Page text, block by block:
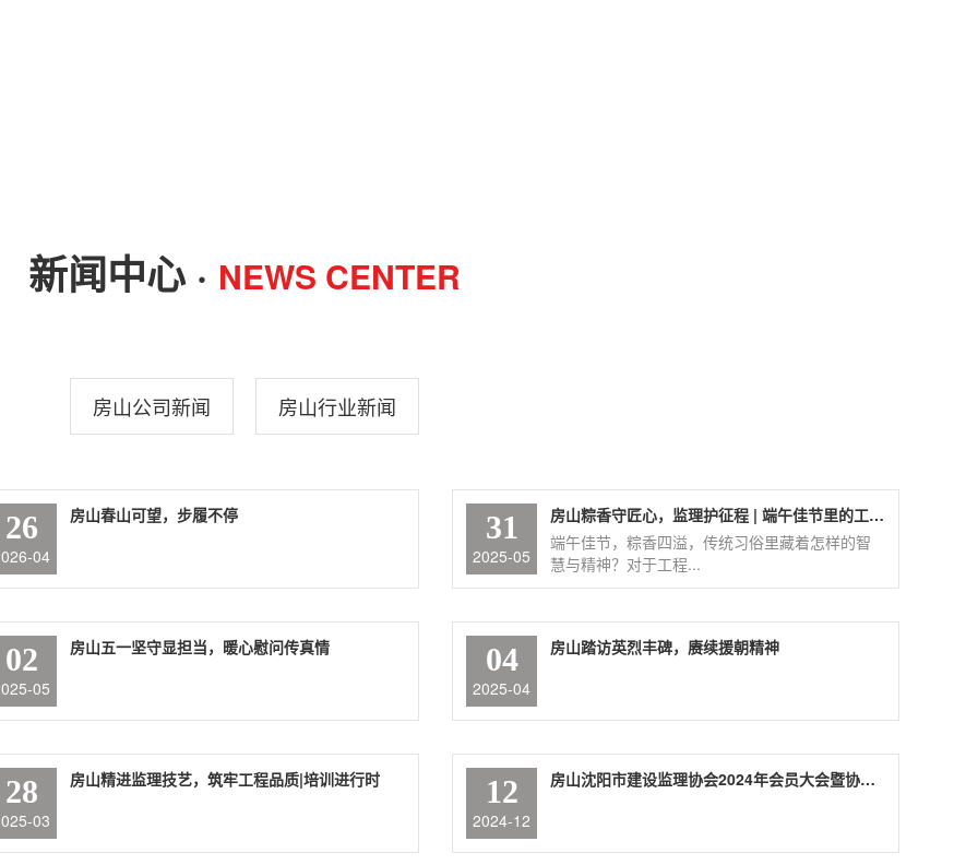
新闻中心 · NEWS CENTER
房山公司新闻 房山行业新闻
26
04
房山春山可望，步履不停 31
2025-05
房山粽香守匠心，监理护征程 | 端午佳节里的工程坚守
端午佳节，粽香四溢，传统习俗里藏着怎样的智
慧与精神？对于工程...
02
05
房山五一坚守显担当，暖心慰问传真情 04
2025-04
房山踏访英烈丰碑，赓续援朝精神
28
03
房山精进监理技艺，筑牢工程品质|培训进行时 12
2024-12
房山沈阳市建设监理协会2024年会员大会暨协会成立三十周年纪念大会议顺利召开